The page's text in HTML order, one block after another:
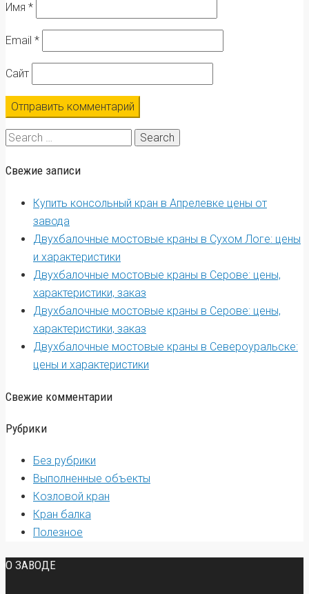
Имя *
Email *
Сайт
Search
Свежие записи
Купить консольный кран в Апрелевке цены от
завода
Двухбалочные мостовые краны в Сухом Логе: цены
и характеристики
Двухбалочные мостовые краны в Серове: цены,
характеристики, заказ
Двухбалочные мостовые краны в Серове: цены,
характеристики, заказ
Двухбалочные мостовые краны в Североуральске:
цены и характеристики
Свежие комментарии
Рубрики
Без рубрики
Выполненные объекты
Козловой кран
Кран балка
Полезное
О ЗАВОДЕ